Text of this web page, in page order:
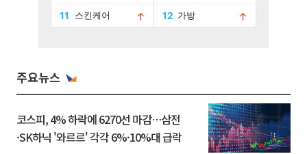
주요뉴스
코스피, 4% 하락에 6270선 마감…삼전
·SK하닉 '와르르' 각각 6%·10%대 급락